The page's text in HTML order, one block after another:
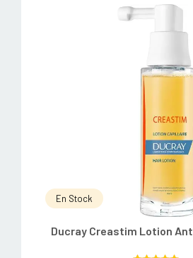
En Stock
Ducray Creastim Lotion